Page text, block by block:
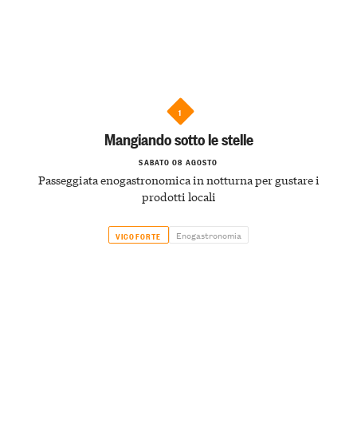
1
Mangiando sotto le stelle
SABATO 08 AGOSTO
Passeggiata enogastronomica in notturna per gustare i
prodotti locali
VICOFORTE Enogastronomia